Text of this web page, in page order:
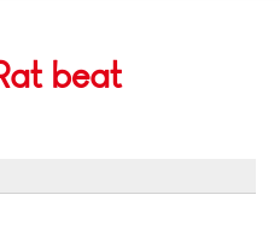
beat